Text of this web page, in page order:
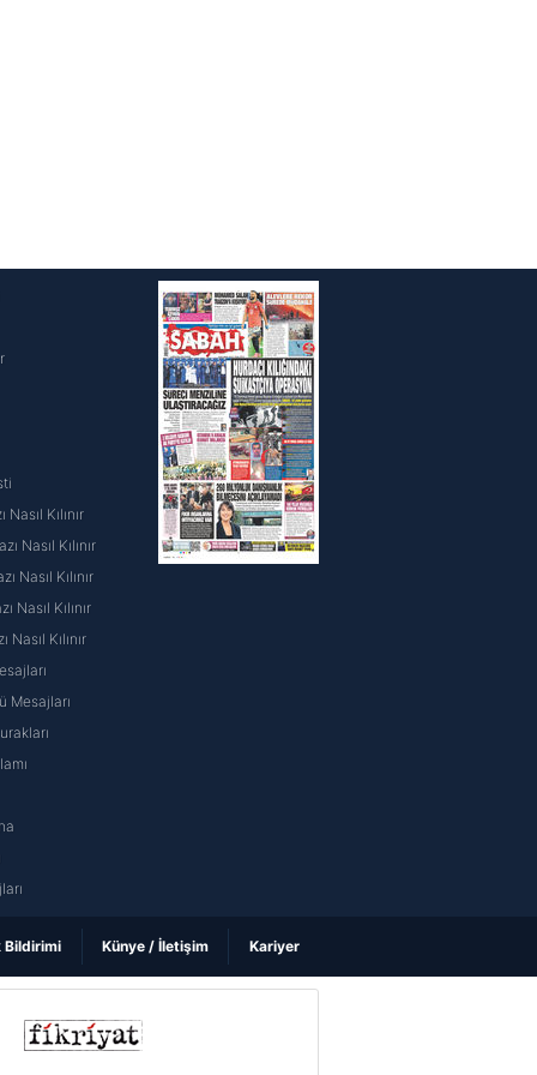
Nasıl Kılınır
Nasıl Kılınır
Nasıl Kılınır
Nasıl Kılınır
Nasıl Kılınır
Mesajları
Bildirimi Künye / İletişim Kariyer